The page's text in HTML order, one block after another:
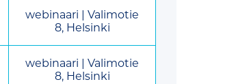
webinaari | Valimotie
8, Helsinki
webinaari | Valimotie
8, Helsinki